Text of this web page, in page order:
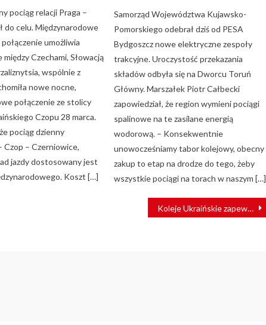
pociąg relacji Praga –
do celu. Międzynarodowe
umożliwia
Czechami, Słowacją
wspólnie z
nowe nocne,
połączenie ze stolicy
Czopu 28 marca.
pociąg dzienny
Czop – Czerniowice,
jazdy dostosowany jest
Koszt […]
Samorząd Województwa Kujawsko-
Pomorskiego odebrał dziś od PESA
Bydgoszcz nowe elektryczne zespoły
trakcyjne. Uroczystość przekazania
składów odbyła się na Dworcu Toruń
Główny. Marszałek Piotr Całbecki
zapowiedział, że region wymieni pociągi
spalinowe na te zasilane energią
wodorową. – Konsekwentnie
unowocześniamy tabor kolejowy, obecny
zakup to etap na drodze do tego, żeby
wszystkie pociągi na torach w naszym […]
Koleje Ukraińskie zapewnią obsługę najdłuższej trasy